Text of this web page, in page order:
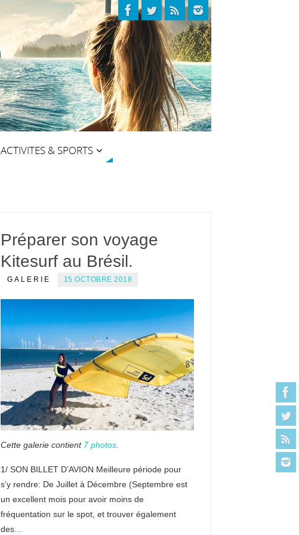
ACTIVITES & SPORTS
Préparer son voyage
Kitesurf au Brésil.
GALERIE 15 OCTOBRE 2018
Cette galerie contient 7 photos.
1/ SON BILLET D’AVION Meilleure période pour
s’y rendre: De Juillet à Décembre (Septembre est
un excellent mois pour avoir moins de
fréquentation sur le spot, et trouver également
des…